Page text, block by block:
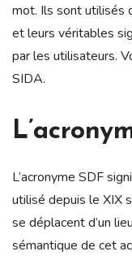
mot. Ils sont utilisés
et leurs véritables
par les utilisateurs.
SIDA.
L’acronyme SDF
utilisé depuis le XIX
se déplacent d’un
sémantique de cet